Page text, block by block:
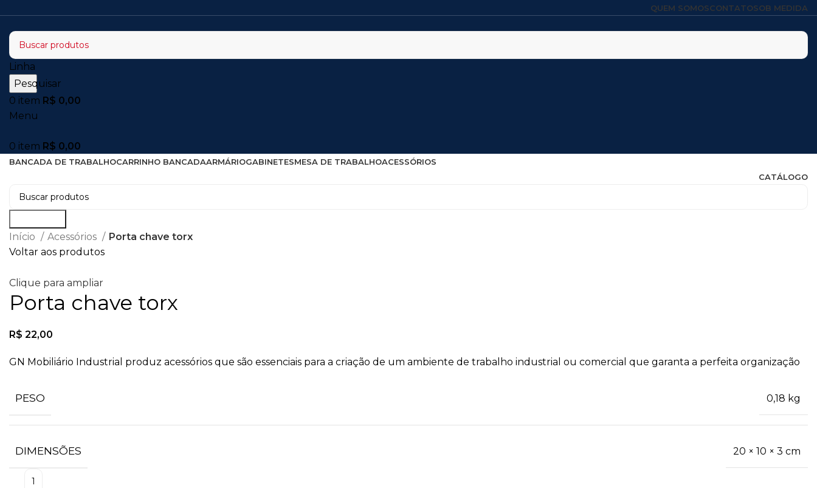
QUEM SOMOSCONTATOSOB MEDIDA
Linha
Pesquisar
0 item R$ 0,00
Menu
0 item R$ 0,00
BANCADA DE TRABALHOCARRINHO BANCADAARMÁRIOGABINETESMESA DE TRABALHOACESSÓRIOS
CATÁLOGO
Início
Acessórios
Porta chave torx
Voltar aos produtos
Clique para ampliar
Porta chave torx
R$ 22,00
GN Mobiliário Industrial produz acessórios que são essenciais para a criação de um ambiente de trabalho industrial ou comercial que garanta a perfeita organização
PESO 0,18 kg
DIMENSÕES 20 × 10 × 3 cm